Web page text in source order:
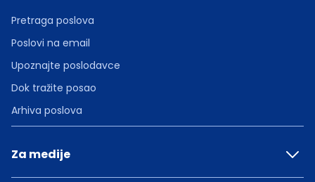
Pretraga poslova
Poslovi na email
Upoznajte poslodavce
Dok tražite posao
Arhiva poslova
Za medije